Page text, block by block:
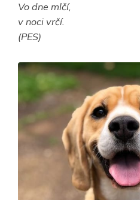
Vo dne mlčí,
v noci vrčí.
(PES)